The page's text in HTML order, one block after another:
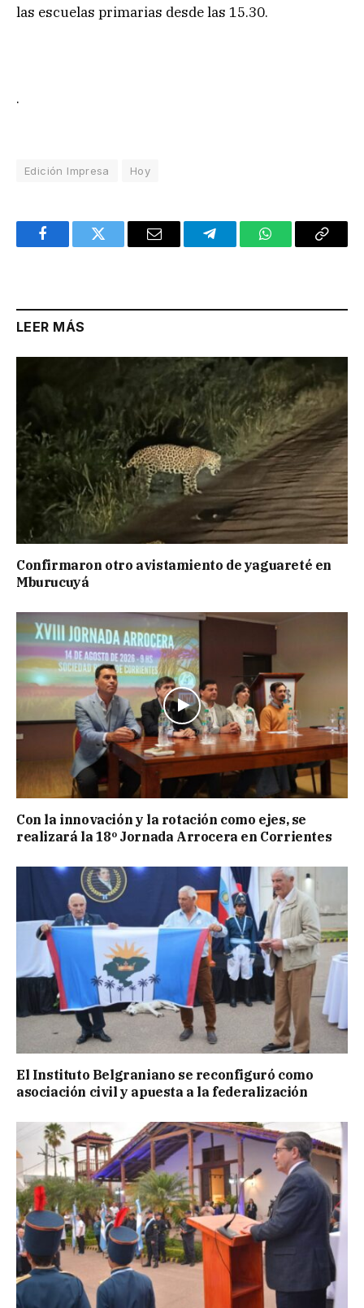
las escuelas primarias desde las 15.30.
.
Edición Impresa Hoy
FacebookTwitter Email TelegramWhatsAppCopy
LEER MÁS
Confirmaron otro avistamiento de yaguareté en
Mburucuyá
Con la innovación y la rotación como ejes, se
realizará la 18º Jornada Arrocera en Corrientes
El Instituto Belgraniano se reconfiguró como
asociación civil y apuesta a la federalización